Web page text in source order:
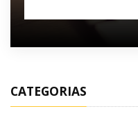
CATEGORIAS